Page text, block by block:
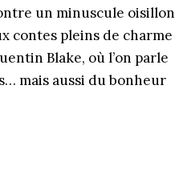
un minuscule oisillon
contes pleins de charme
Blake, où l’on parle
mais aussi du bonheur